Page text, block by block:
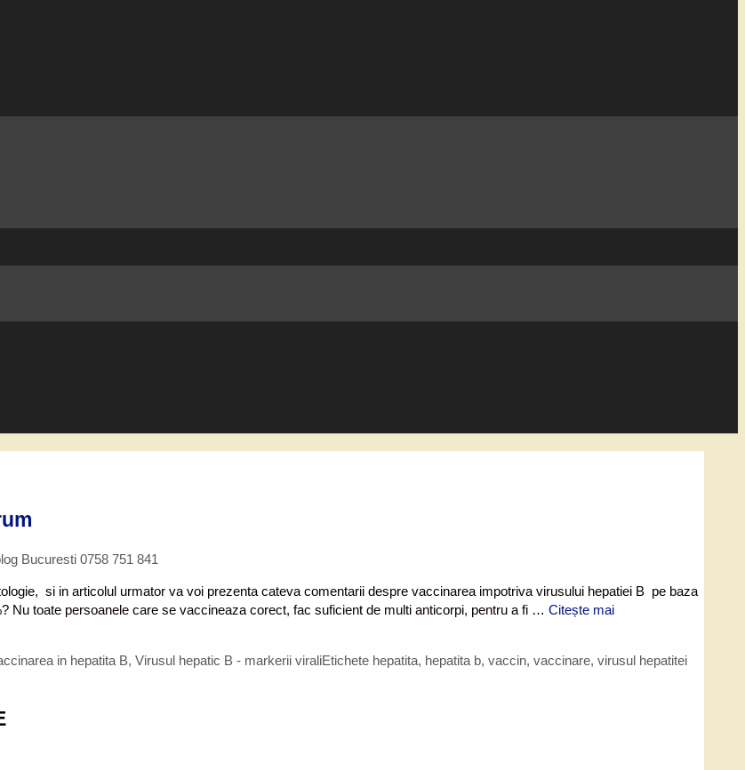
Bucuresti 0758 751 841
si in articolul urmator va voi prezenta cateva comentarii despre vaccinarea impotriva virusului hepatiei B pe baza
Nu toate persoanele care se vaccineaza corect, fac suficient de multi anticorpi, pentru a fi … Citește mai
in hepatita B, Virusul hepatic B - markerii viraliEtichete hepatita, hepatita b, vaccin, vaccinare, virusul hepatitei